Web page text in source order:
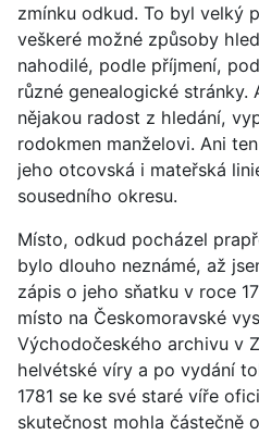
zmínku odkud. To byl velký
veškeré možné způsoby
nahodilé, podle příjmení,
různé genealogické stránky.
nějakou radost z hledání,
rodokmen manželovi. Ani
jeho otcovská i mateřská
sousedního okresu.
Místo, odkud pocházel
bylo dlouho neznámé, až
zápis o jeho sňatku v roce
místo na Českomoravské
Východočeského archivu v
helvétské víry a po vydání
1781 se ke své staré víře
skutečnost mohla částečně